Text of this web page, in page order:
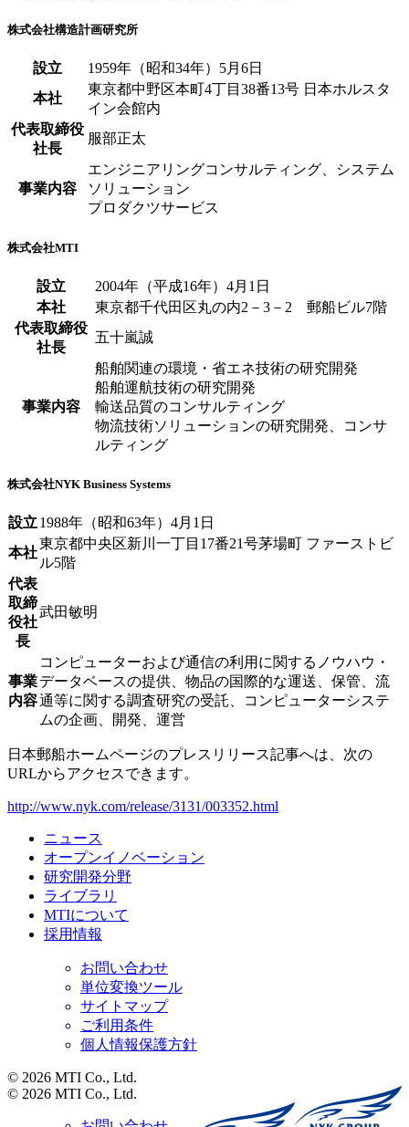
株式会社構造計画研究所
設立
1959年（昭和34年）5月6日
本社
東京都中野区本町4丁目38番13号 日本ホルスタ
イン会館内
代表取締役
社長
服部正太
事業内容
エンジニアリングコンサルティング、システム
ソリューション
プロダクツサービス
株式会社MTI
設立
2004年（平成16年）4月1日
本社
東京都千代田区丸の内2－3－2 郵船ビル7階
代表取締役
社長
五十嵐誠
事業内容
船舶関連の環境・省エネ技術の研究開発
船舶運航技術の研究開発
輸送品質のコンサルティング
物流技術ソリューションの研究開発、コンサ
ルティング
株式会社NYK Business Systems
設立 1988年（昭和63年）4月1日
本社
東京都中央区新川一丁目17番21号茅場町 ファーストビ
ル5階
代表
取締
役社
長
武田敏明
事業
内容
コンピューターおよび通信の利用に関するノウハウ・
データベースの提供、物品の国際的な運送、保管、流
通等に関する調査研究の受託、コンピューターシステ
ムの企画、開発、運営
日本郵船ホームページのプレスリリース記事へは、次の
URLからアクセスできます。
http://www.nyk.com/release/3131/003352.html
ニュース
オープンイノベーション
研究開発分野
ライブラリ
MTIについて
採用情報
お問い合わせ
単位変換ツール
サイトマップ
ご利用条件
個人情報保護方針
© 2026 MTI Co., Ltd.
© 2026 MTI Co., Ltd.